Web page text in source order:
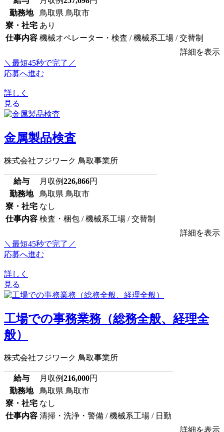
勤務地
鳥取県 鳥取市
寮・社宅 あり
仕事内容 機械オペレーター・検査 / 機械系工場 / 交替制
詳細を表示
＼最短45秒で完了／
応募へ進む
詳しく
見る
金属製品検査
株式会社フジワーク 鳥取事業所
給与 月収例226,866円
勤務地
鳥取県 鳥取市
寮・社宅 なし
仕事内容 検査・梱包 / 機械系工場 / 交替制
詳細を表示
＼最短45秒で完了／
応募へ進む
詳しく
見る
工場での事務業務（総務全般、経理全
般）
株式会社フジワーク 鳥取事業所
給与 月収例216,000円
勤務地
鳥取県 鳥取市
寮・社宅 なし
仕事内容 清掃・洗浄・警備 / 機械系工場 / 日勤
詳細を表示